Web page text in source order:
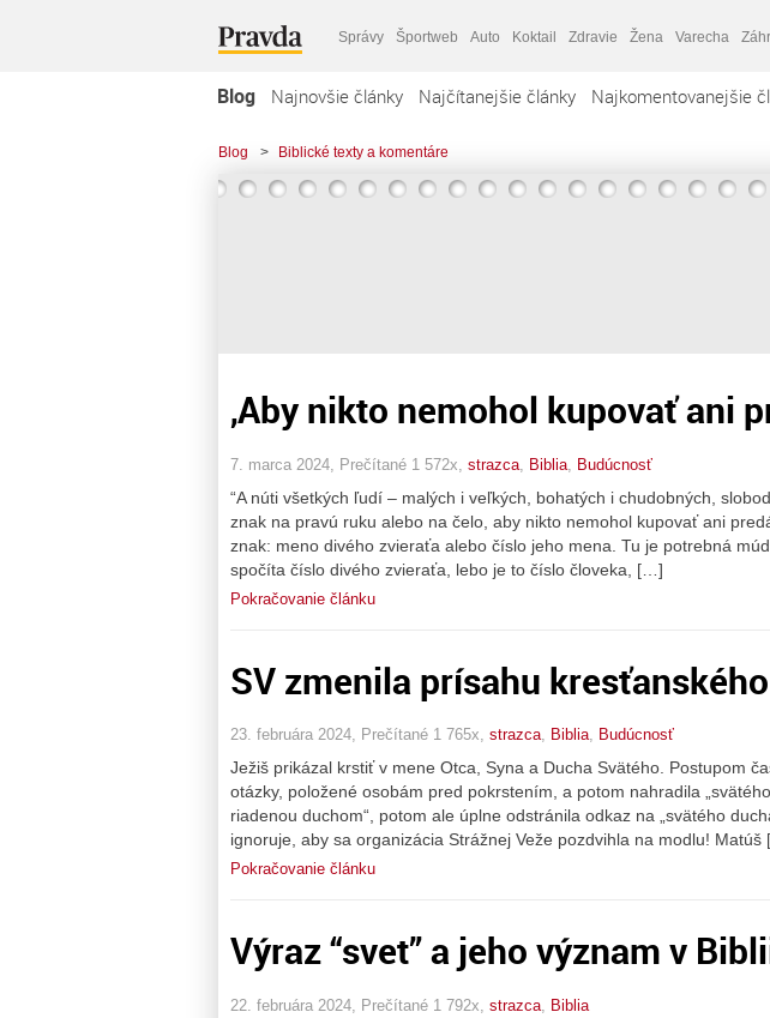
Správy Športweb Auto Koktail Zdravie Žena Varecha
Blog Najnovšie články Najčítanejšie články Najkomentovanejšie
Blog > Biblické texty a komentáre
‚Aby nikto nemohol kupovať ani
7. marca 2024, Prečítané 1 572x, strazca Biblia Budúcnosť
“A núti všetkých ľudí – malých i veľkých, bohatých i chudobných,
znak na pravú ruku alebo na čelo, aby nikto nemohol kupovať ani
znak: meno divého zvieraťa alebo číslo jeho mena. Tu je potrebná
spočíta číslo divého zvieraťa, lebo je to číslo človeka, […]
Pokračovanie článku
SV zmenila prísahu
23. februára 2024, Prečítané 1 765x, strazca, Biblia, Budúcnosť
Ježiš prikázal krstiť v mene Otca, Syna a Ducha Svätého. Postupom
otázky, položené osobám pred pokrstením, a potom nahradila
riadenou duchom“, potom ale úplne odstránila odkaz na „svätého
ignoruje, aby sa organizácia Strážnej Veže pozdvihla na modlu!
Pokračovanie článku
Výraz “svet” a jeho význam v
22. februára 2024, Prečítané 1 792x, strazca Biblia